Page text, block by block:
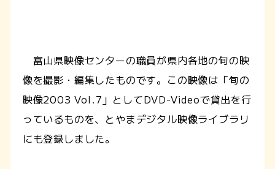
富山県映像センターの職員が県内各地の旬の映
像を撮影・編集したものです。この映像は「旬の
映像2003 Vol.7」としてDVD-Videoで貸出を行
っているものを、とやまデジタル映像ライブラリ
にも登録しました。